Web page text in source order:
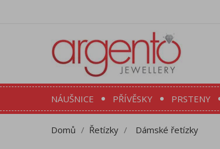
NÁUŠNICE PŘÍVĚSKY PRSTENY
Domů Řetízky Dámské řetízky